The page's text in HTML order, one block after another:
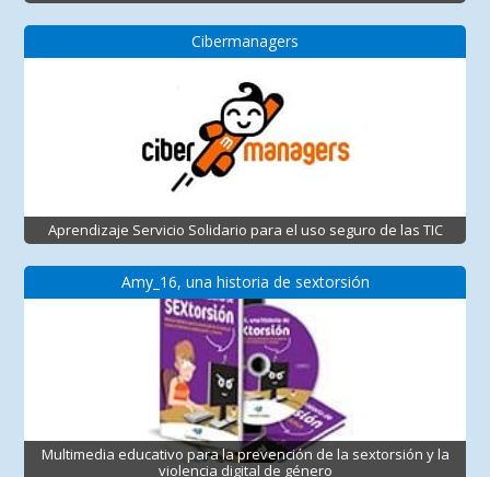
Cibermanagers
Aprendizaje Servicio Solidario para el uso seguro de las TIC
Amy_16, una historia de sextorsión
Multimedia educativo para la prevención de la sextorsión y la
violencia digital de género